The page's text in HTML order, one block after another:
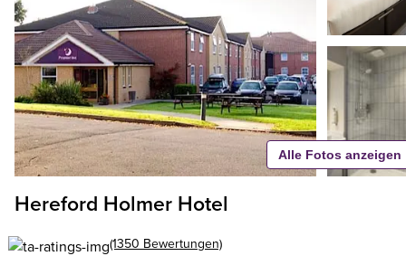
Hereford Holmer Hotel
(1350 Bewertungen)
Alle Fotos anzeigen